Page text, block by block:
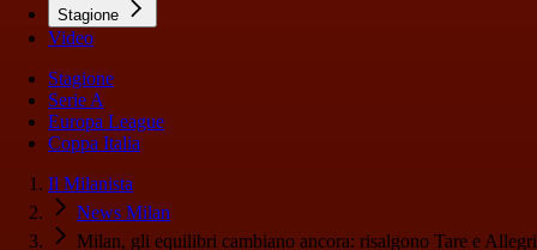
Stagione
Video
Stagione
Serie A
Europa League
Coppa Italia
Il Milanista
News Milan
Milan, gli equilibri cambiano ancora: risalgono Tare e Allegri